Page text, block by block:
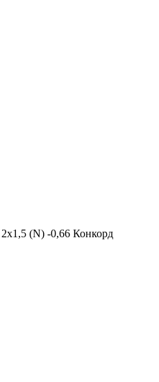
(N) -0,66 Конкорд